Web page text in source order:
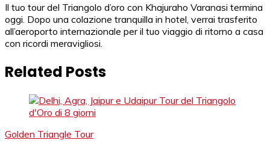
Il tuo tour del Triangolo d’oro con Khajuraho Varanasi termina
oggi. Dopo una colazione tranquilla in hotel, verrai trasferito
all’aeroporto internazionale per il tuo viaggio di ritorno a casa
con ricordi meravigliosi.
Related Posts
Golden Triangle Tour